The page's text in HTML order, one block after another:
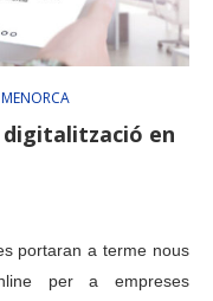
en
portaran a terme nous
per a empreses